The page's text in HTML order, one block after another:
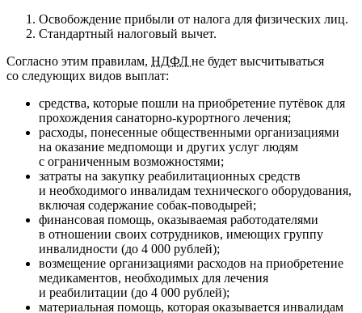
Освобождение прибыли от налога для физических лиц.
Стандартный налоговый вычет.
Согласно этим правилам, НДФЛ не будет высчитываться
со следующих видов выплат:
средства, которые пошли на приобретение путёвок для
прохождения санаторно-курортного лечения;
расходы, понесенные общественными организациями
на оказание медпомощи и других услуг людям
с ограниченным возможностями;
затраты на закупку реабилитационных средств
и необходимого инвалидам технического оборудования,
включая содержание собак-поводырей;
финансовая помощь, оказываемая работодателями
в отношении своих сотрудников, имеющих группу
инвалидности (до 4 000 рублей);
возмещение организациями расходов на приобретение
медикаментов, необходимых для лечения
и реабилитации (до 4 000 рублей);
материальная помощь, которая оказывается инвалидам